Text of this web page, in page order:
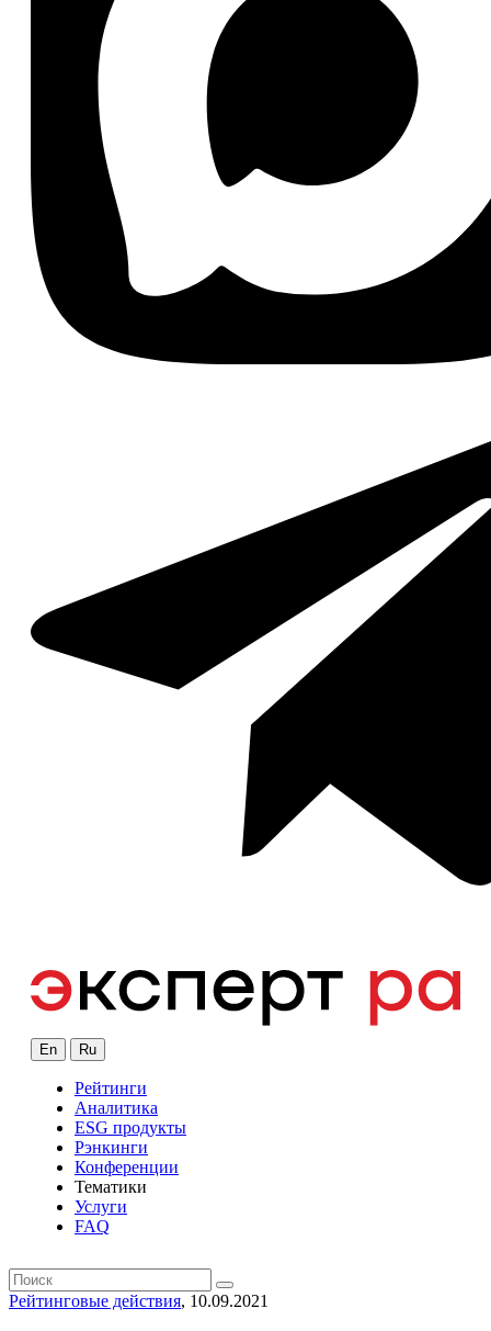
En Ru
Рейтинги
Аналитика
ESG продукты
Рэнкинги
Конференции
Тематики
Услуги
FAQ
Рейтинговые действия, 10.09.2021